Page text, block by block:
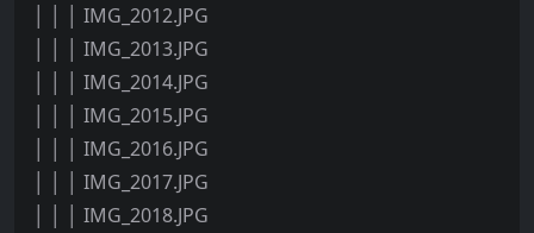
│ │ │ IMG_2012.JPG
│ │ │ IMG_2013.JPG
│ │ │ IMG_2014.JPG
│ │ │ IMG_2015.JPG
│ │ │ IMG_2016.JPG
│ │ │ IMG_2017.JPG
│ │ │ IMG_2018.JPG